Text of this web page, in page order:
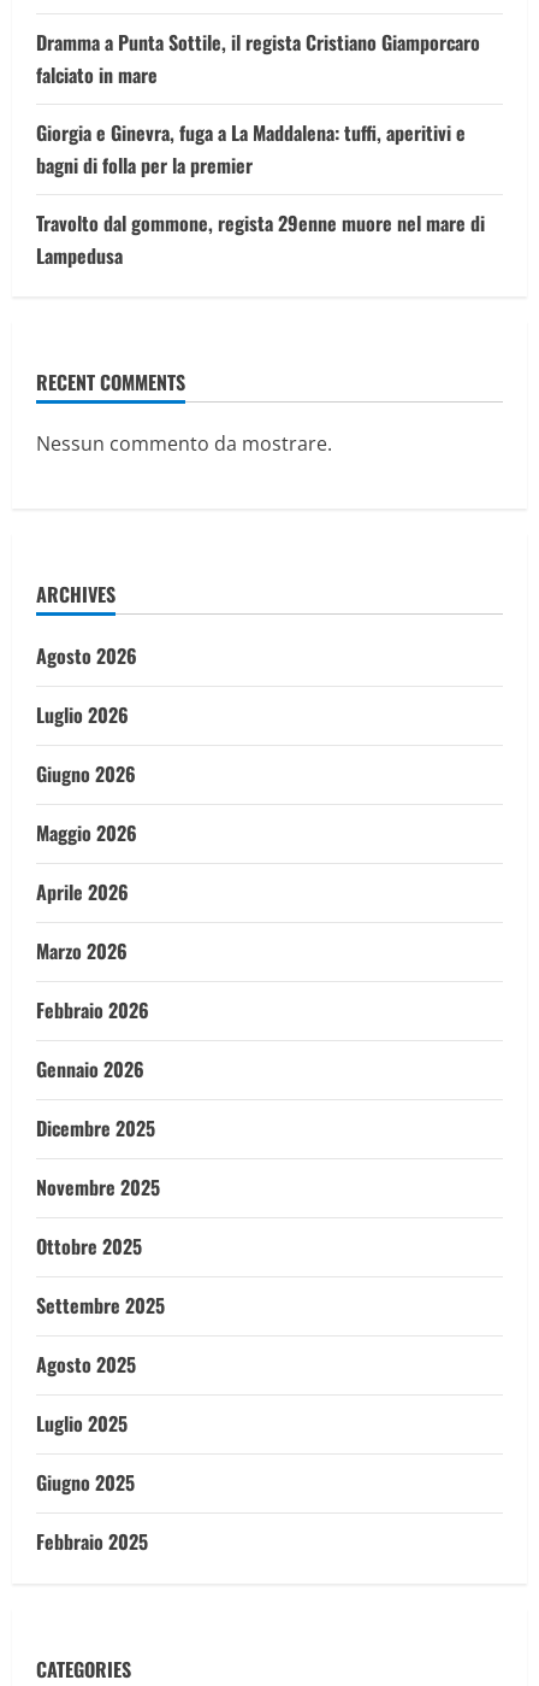
Dramma a Punta Sottile, il regista Cristiano Giamporcaro
falciato in mare
Giorgia e Ginevra, fuga a La Maddalena: tuffi, aperitivi e
bagni di folla per la premier
Travolto dal gommone, regista 29enne muore nel mare di
Lampedusa
RECENT COMMENTS
Nessun commento da mostrare.
ARCHIVES
Agosto 2026
Luglio 2026
Giugno 2026
Maggio 2026
Aprile 2026
Marzo 2026
Febbraio 2026
Gennaio 2026
Dicembre 2025
Novembre 2025
Ottobre 2025
Settembre 2025
Agosto 2025
Luglio 2025
Giugno 2025
Febbraio 2025
CATEGORIES